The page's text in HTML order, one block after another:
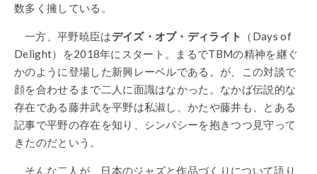
数多く擁している。
一方、平野暁臣はデイズ・オブ・ディライト
（Days of
Delight）を2018年にスタート。まるでTBMの精神を継ぐ
かのように登場した新興レーベルである。が、この対談で
顔を合わせるまで二人に面識はなかった。なかば伝説的な
存在である藤井武を平野は私淑し、かたや藤井も、とある
記事で平野の存在を知り、シンパシーを抱きつつ見守って
きたのだという。
そんな二人が、日本のジャズと作品づくりについて語り